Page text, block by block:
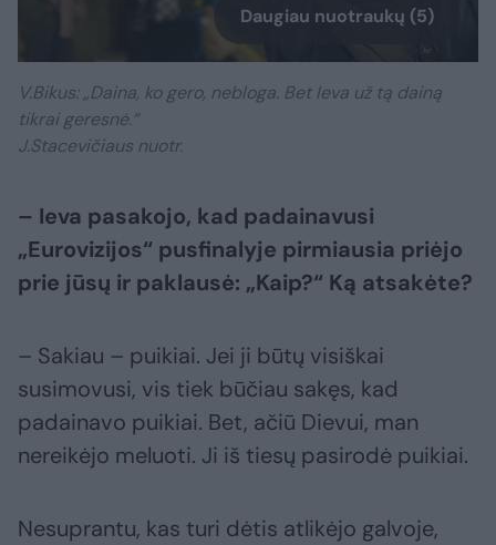
Daugiau nuotraukų (5)
V.Bikus: „Daina, ko gero, nebloga. Bet Ieva už tą dainą
tikrai geresnė.“
J.Stacevičiaus nuotr.
– Ieva pasakojo, kad padainavusi
„Eurovizijos“ pusfinalyje pirmiausia priėjo
prie jūsų ir paklausė: „Kaip?“ Ką atsakėte?
– Sakiau – puikiai. Jei ji būtų visiškai
susimovusi, vis tiek būčiau sakęs, kad
padainavo puikiai. Bet, ačiū Dievui, man
nereikėjo meluoti. Ji iš tiesų pasirodė puikiai.
Nesuprantu, kas turi dėtis atlikėjo galvoje,